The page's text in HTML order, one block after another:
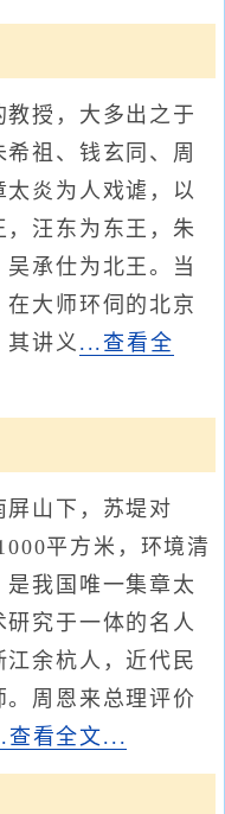
授，大多出之于
祖、钱玄同、周
炎为人戏谑，以
汪东为东王，朱
承仕为北王。当
大师环伺的北京
其讲义 ...查看全
山下，苏堤对
平方米，环境清
我国唯一集章太
究于一体的名人
余杭人，近代民
周恩来总理评价
查看全文...